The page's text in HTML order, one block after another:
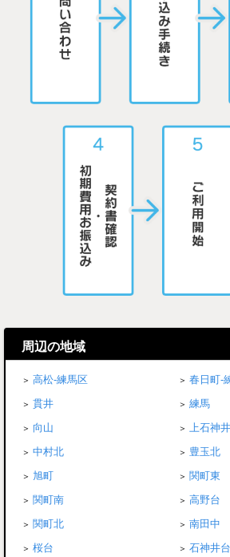
周辺の地域
高松-練馬区
春日町-
貫井
練馬
向山
上石神井
中村北
豊玉北
旭町
関町東
関町南
高野台
関町北
南田中
桜台
石神井台